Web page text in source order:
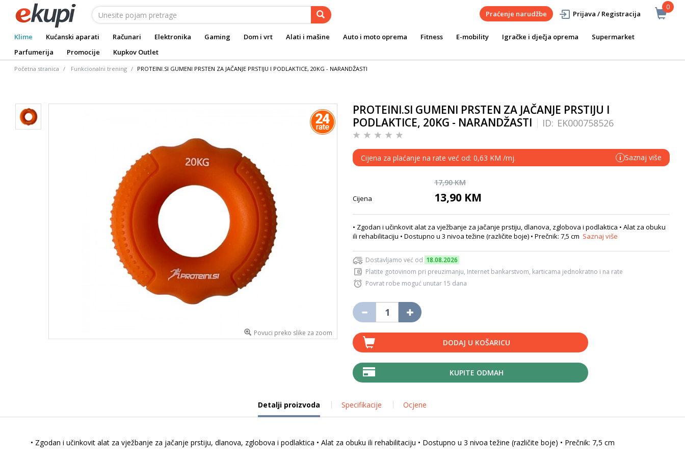
0
Praćenje narudžbe Prijava / Registracija
Klime Kućanski aparati Računari Elektronika Gaming Dom i vrt Alati i mašine Auto i moto oprema Fitness E-mobility Igračke i dječja oprema
Supermarket
Parfumerija
Promocije Kupkov Outlet
Početna stranica Funkcionalni trening PROTEINI.SI GUMENI PRSTEN ZA JAČANJE PRSTIJU I PODLAKTICE, 20KG - NARANDŽASTI
Povuci preko slike za zoom
PROTEINI.SI GUMENI PRSTEN ZA JAČANJE PRSTIJU I
PODLAKTICE, 20KG - NARANDŽASTI
ID: EK000758526
Cijena za plaćanje na rate već od: 0,63 KM /mj. i Saznaj više
17,90 KM
Cijena 13,90 KM
• Zgodan i učinkovit alat za vježbanje za jačanje prstiju, dlanova, zglobova i podlaktica • Alat za obuku
ili rehabilitaciju • Dostupno u 3 nivoa težine (različite boje) • Prečnik: 7,5 cm Saznaj više
Dostavljamo već od 18.08.2026
Platite gotovinom pri preuzimanju, Internet bankarstvom, karticama jednokratno i na rate
Povrat robe moguć unutar 15 dana
DODAJ U KOŠARICU
KUPITE ODMAH
Detalji proizvoda Specifikacije Ocjene
• Zgodan i učinkovit alat za vježbanje za jačanje prstiju, dlanova, zglobova i podlaktica • Alat za obuku ili rehabilitaciju • Dostupno u 3 nivoa težine (različite boje) • Prečnik: 7,5 cm